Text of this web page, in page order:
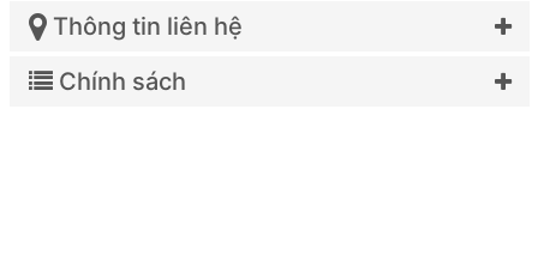
Thông tin liên hệ
Chính sách